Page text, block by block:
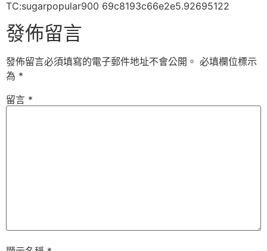
TC:sugarpopular900 69c8193c66e2e5.92695122
發佈留言
發佈留言必須填寫的電子郵件地址不會公開。 必填欄位標示
為 *
留言 *